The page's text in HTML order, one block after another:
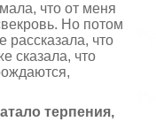
что от меня
Но потом
рассказала, что
сказала, что
терпения,